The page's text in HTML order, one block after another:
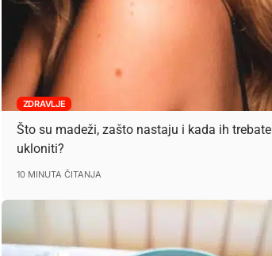
ZDRAVLJE
Što su madeži, zašto nastaju i kada ih trebate
ukloniti?
10 MINUTA ČITANJA